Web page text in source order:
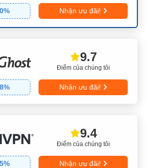
% Nhận ưu đãi!
Điểm của chúng tôi
9.7
% Nhận ưu đãi!
Điểm của chúng tôi
9.4
% Nhận ưu đãi!